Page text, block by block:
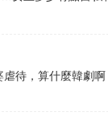
待，算什麼韓劇啊